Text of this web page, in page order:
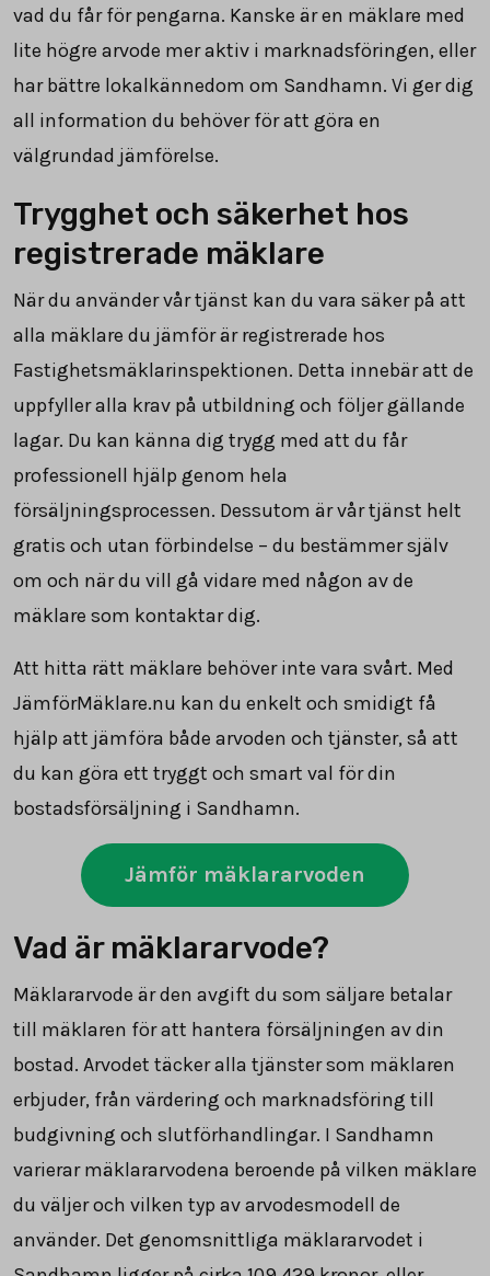
vad du får för pengarna. Kanske är en mäklare med
lite högre arvode mer aktiv i marknadsföringen, eller
har bättre lokalkännedom om Sandhamn. Vi ger dig
all information du behöver för att göra en
välgrundad jämförelse.
Trygghet och säkerhet hos
registrerade mäklare
När du använder vår tjänst kan du vara säker på att
alla mäklare du jämför är registrerade hos
Fastighetsmäklarinspektionen. Detta innebär att de
uppfyller alla krav på utbildning och följer gällande
lagar. Du kan känna dig trygg med att du får
professionell hjälp genom hela
försäljningsprocessen. Dessutom är vår tjänst helt
gratis och utan förbindelse – du bestämmer själv
om och när du vill gå vidare med någon av de
mäklare som kontaktar dig.
Att hitta rätt mäklare behöver inte vara svårt. Med
JämförMäklare.nu kan du enkelt och smidigt få
hjälp att jämföra både arvoden och tjänster, så att
du kan göra ett tryggt och smart val för din
bostadsförsäljning i Sandhamn.
Jämför mäklararvoden
Vad är mäklararvode?
Mäklararvode är den avgift du som säljare betalar
till mäklaren för att hantera försäljningen av din
bostad. Arvodet täcker alla tjänster som mäklaren
erbjuder, från värdering och marknadsföring till
budgivning och slutförhandlingar. I Sandhamn
varierar mäklararvodena beroende på vilken mäklare
du väljer och vilken typ av arvodesmodell de
använder. Det genomsnittliga mäklararvodet i